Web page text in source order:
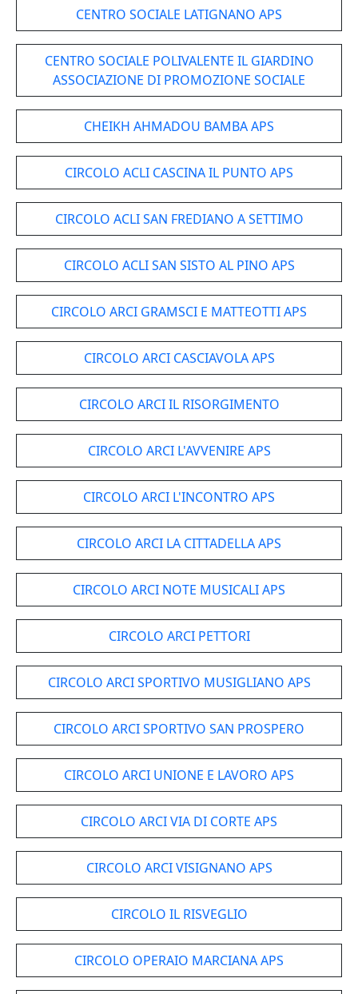
CENTRO SOCIALE LATIGNANO APS
CENTRO SOCIALE POLIVALENTE IL GIARDINO
ASSOCIAZIONE DI PROMOZIONE SOCIALE
CHEIKH AHMADOU BAMBA APS
CIRCOLO ACLI CASCINA IL PUNTO APS
CIRCOLO ACLI SAN FREDIANO A SETTIMO
CIRCOLO ACLI SAN SISTO AL PINO APS
CIRCOLO ARCI GRAMSCI E MATTEOTTI APS
CIRCOLO ARCI CASCIAVOLA APS
CIRCOLO ARCI IL RISORGIMENTO
CIRCOLO ARCI L'AVVENIRE APS
CIRCOLO ARCI L'INCONTRO APS
CIRCOLO ARCI LA CITTADELLA APS
CIRCOLO ARCI NOTE MUSICALI APS
CIRCOLO ARCI PETTORI
CIRCOLO ARCI SPORTIVO MUSIGLIANO APS
CIRCOLO ARCI SPORTIVO SAN PROSPERO
CIRCOLO ARCI UNIONE E LAVORO APS
CIRCOLO ARCI VIA DI CORTE APS
CIRCOLO ARCI VISIGNANO APS
CIRCOLO IL RISVEGLIO
CIRCOLO OPERAIO MARCIANA APS